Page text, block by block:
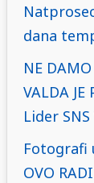
dana
NE
VALDA
Lider
Fotografi
OVO